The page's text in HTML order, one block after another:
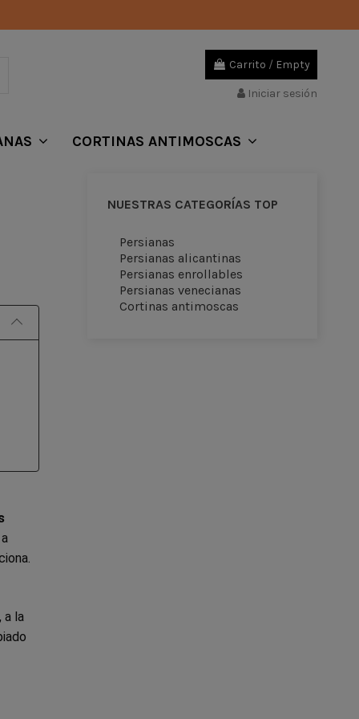
Carrito / Empty
Iniciar sesión
CORTINAS ANTIMOSCAS
, a la
NUESTRAS CATEGORÍAS TOP
Persianas
Persianas alicantinas
Persianas enrollables
Persianas venecianas
Cortinas antimoscas